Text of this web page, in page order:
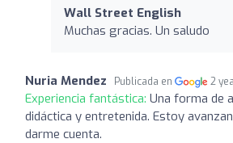
Wall Street English
Muchas gracias. Un saludo
Nuria Mendez Publicada en 2
Experiencia fantástica: Una forma de
didáctica y entretenida. Estoy
darme cuenta.